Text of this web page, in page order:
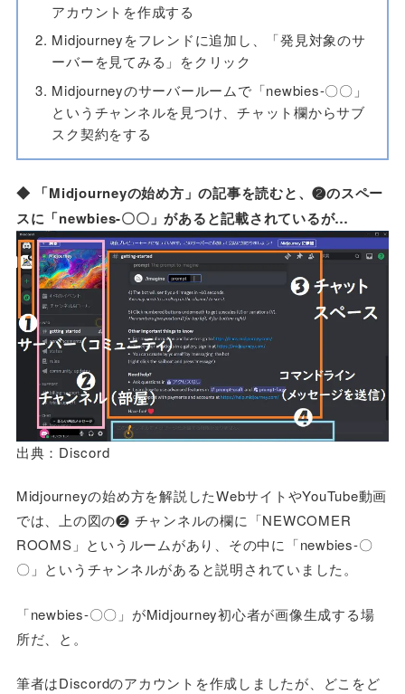
アカウントを作成する
Midjourneyをフレンドに追加し、「発見対象のサ
ーバーを見てみる」をクリック
Midjourneyのサーバールームで「newbies-〇〇」
というチャンネルを見つけ、チャット欄からサブ
スク契約をする
◆ 「Midjourneyの始め方」の記事を読むと、❷のスペー
スに「newbies-〇〇」があると記載されているが…
出典：Discord
Midjourneyの始め方を解説したWebサイトやYouTube動画
では、上の図の❷ チャンネルの欄に「NEWCOMER
ROOMS」というルームがあり、その中に「newbies-〇
〇」というチャンネルがあると説明されていました。
「newbies-〇〇」がMidjourney初心者が画像生成する場
所だ、と。
筆者はDiscordのアカウントを作成しましたが、どこをど